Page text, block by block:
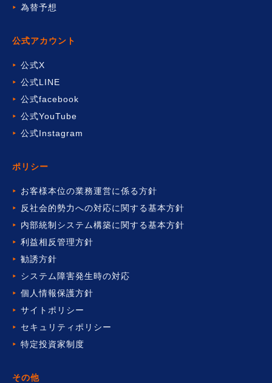
為替予想
公式アカウント
公式X
公式LINE
公式facebook
公式YouTube
公式Instagram
ポリシー
お客様本位の業務運営に係る方針
反社会的勢力への対応に関する基本方針
内部統制システム構築に関する基本方針
利益相反管理方針
勧誘方針
システム障害発生時の対応
個人情報保護方針
サイトポリシー
セキュリティポリシー
特定投資家制度
その他